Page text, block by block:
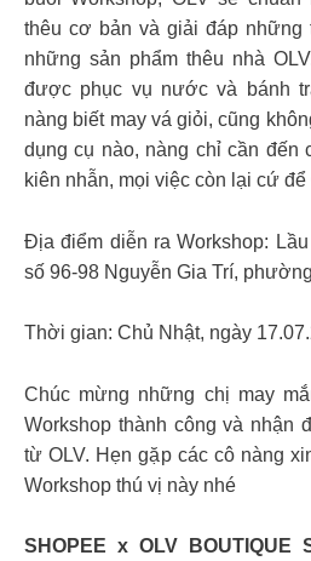
thêu cơ bản và giải đáp những
những sản phẩm thêu nhà
được phục vụ nước và bánh
nàng biết may vá giỏi, cũng
dụng cụ nào, nàng chỉ cần đến
kiên nhẫn, mọi việc còn lại cứ để
Địa điểm diễn ra Workshop:
số 96-98 Nguyễn Gia Trí,
Thời gian: Chủ Nhật, ngày
Chúc mừng những chị may
Workshop thành công và nhận
từ OLV. Hẹn gặp các cô nàng
Workshop thú vị này nhé
SHOPEE x OLV BOUTIQUE